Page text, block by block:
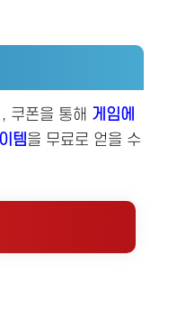
쿠폰을 통해 게임에
템을 무료로 얻을 수